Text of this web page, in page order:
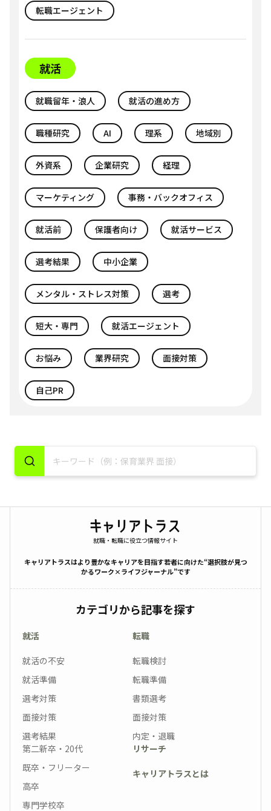
転職エージェント
就活
就職留年・浪人 就活の進め方
職種研究 AI 理系 地域別
外資系 企業研究 経理
マーケティング 事務・バックオフィス
就活前 保護者向け 就活サービス
選考結果 中小企業
メンタル・ストレス対策 選考
短大・専門 就活エージェント
お悩み 業界研究 面接対策
自己PR
就職・転職に役立つ情報サイト
キャリアトラスはより豊かなキャリアを目指す若者に向けた“選択肢が見つ
かるワーク×ライフジャーナル”です
カテゴリから記事を探す
就活
就活の不安
就活準備
選考対策
面接対策
選考結果
転職
転職検討
転職準備
書類選考
面接対策
内定・退職
第二新卒・20代
既卒・フリーター
高卒
専門学校卒
リサーチ
キャリアトラスとは